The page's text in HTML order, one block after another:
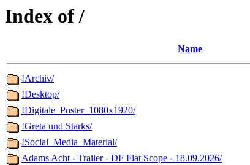
Index of /
Name
!Archiv/
!Desktop/
!Digitale_Poster_1080x1920/
!Greta und Starks/
!Social_Media_Material/
Adams Acht - Trailer - DF Flat Scope - 18.09.2026/